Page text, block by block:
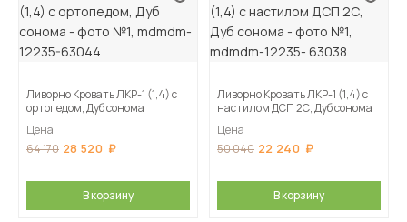
Ливорно Кровать ЛКР-1 (1,4) с
ортопедом, Дуб сонома
Цена
64 170 28 520
В корзину
Ливорно Кровать ЛКР-1 (1,4) с
настилом ДСП 2С, Дуб сонома
Цена
50 040 22 240
В корзину